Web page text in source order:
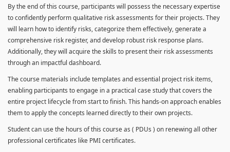
By the end of this course, participants will possess the necessary expertise
to confidently perform qualitative risk assessments for their projects. They
will learn how to identify risks, categorize them effectively, generate a
comprehensive risk register, and develop robust risk response plans.
Additionally, they will acquire the skills to present their risk assessments
through an impactful dashboard.
The course materials include templates and essential project risk items,
enabling participants to engage in a practical case study that covers the
entire project lifecycle from start to finish. This hands-on approach enables
them to apply the concepts learned directly to their own projects.
Student can use the hours of this course as ( PDUs ) on renewing all other
professional certificates like PMI certificates.